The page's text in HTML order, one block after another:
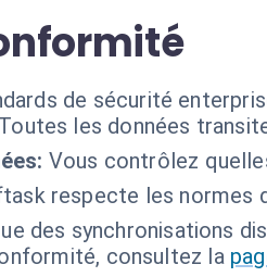
de sécurité
Toutes les données
Vous contrôlez
respecte les normes
des synchronisations
consultez la